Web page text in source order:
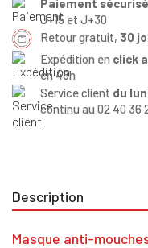
J+15 et J+30
Retour gratuit, 30
Expédition en click
en 48h
Service client du
continu au 02 40 36
Description
Masque anti-